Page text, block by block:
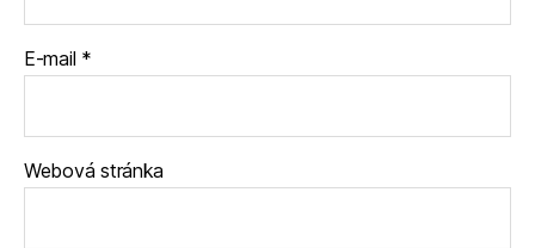
E-mail *
Webová stránka